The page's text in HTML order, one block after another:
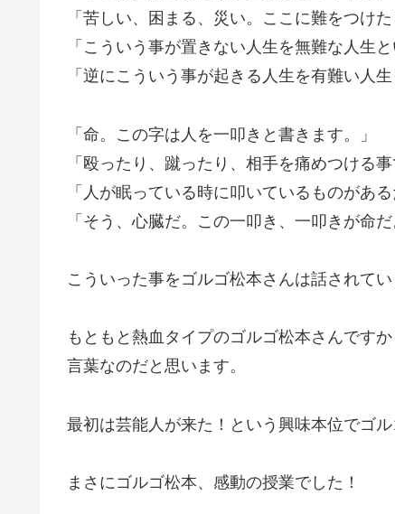
「苦しい、困まる、災い。ここに難をつけた
「こういう事が置きない人生を無難な人生と
「逆にこういう事が起きる人生を有難い人生
「命。この字は人を一叩きと書きます。」
「殴ったり、蹴ったり、相手を痛めつける
「人が眠っている時に叩いているものがある
「 そう、心臓だ。この一叩き、一叩きが命だ
こういった事をゴルゴ松本さんは話されてい
もともと熱血タイプのゴルゴ松本さんです
言葉なのだと思います。
最初は芸能人が来た！という興味本位でゴ
まさにゴルゴ松本、感動の授業でした！